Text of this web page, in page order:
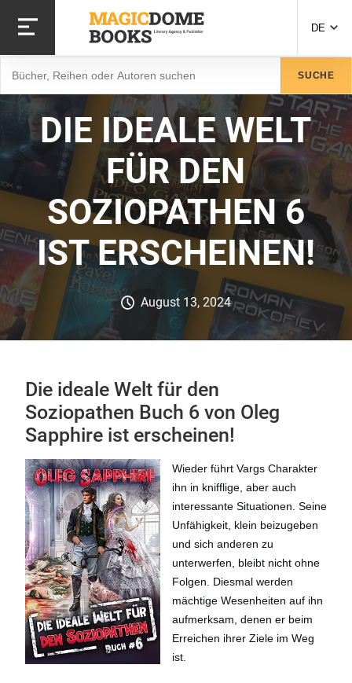
zum
Inhalt
DE
SUCHE
DIE IDEALE WELT
FÜR DEN
SOZIOPATHEN 6
IST ERSCHEINEN!
August 13, 2024
Die ideale Welt für den
Soziopathen Buch 6 von Oleg
Sapphire ist erscheinen!
Wieder führt Vargs Charakter
ihn in knifflige, aber auch
interessante Situationen. Seine
Unfähigkeit, klein beizugeben
und sich anderen zu
unterwerfen, bleibt nicht ohne
Folgen. Diesmal werden
mächtige Wesenheiten auf ihn
aufmerksam, denen er beim
Erreichen ihrer Ziele im Weg
ist.